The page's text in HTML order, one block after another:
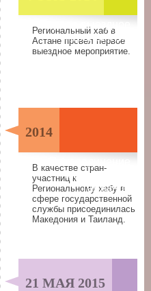
Первое выездное
мероприятие
Региональный хаб в
Астане провел первое
выездное мероприятие.
2014
Македонии и
Таиланда
В качестве стран-
участниц к
Региональному хабу в
сфере государственной
службы присоединилась
Македония и Таиланд.
21 МАЯ 2015